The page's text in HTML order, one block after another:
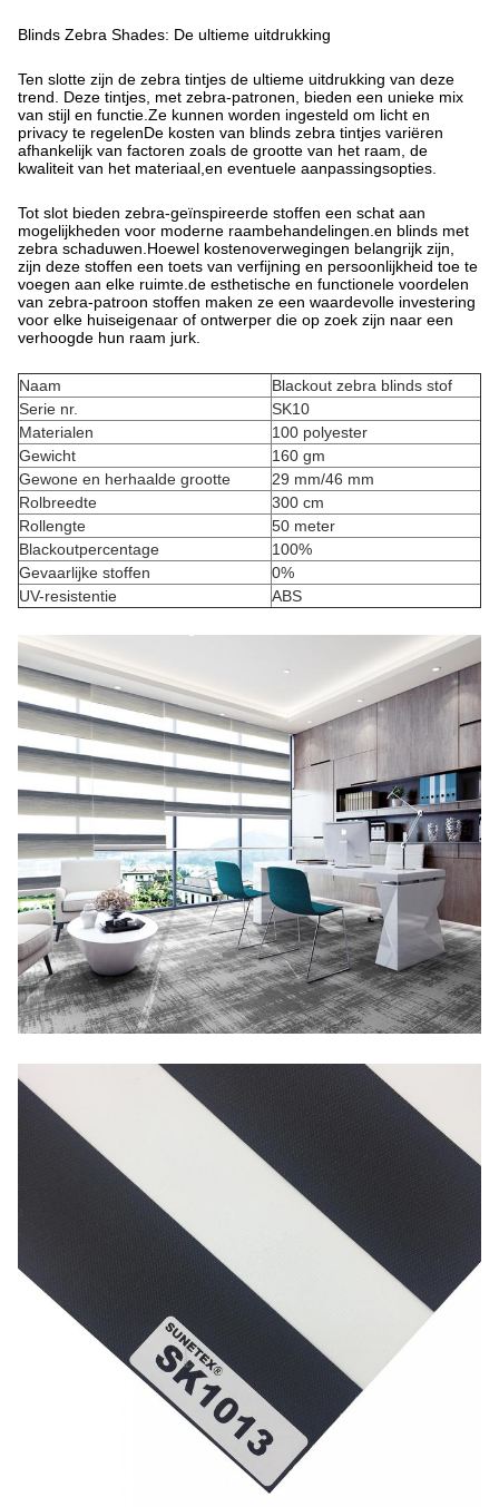
Blinds Zebra Shades: De ultieme uitdrukking
Ten slotte zijn de zebra tintjes de ultieme uitdrukking van deze
trend. Deze tintjes, met zebra-patronen, bieden een unieke mix
van stijl en functie.Ze kunnen worden ingesteld om licht en
privacy te regelenDe kosten van blinds zebra tintjes variëren
afhankelijk van factoren zoals de grootte van het raam, de
kwaliteit van het materiaal,en eventuele aanpassingsopties.
Tot slot bieden zebra-geïnspireerde stoffen een schat aan
mogelijkheden voor moderne raambehandelingen.en blinds met
zebra schaduwen.Hoewel kostenoverwegingen belangrijk zijn,
zijn deze stoffen een toets van verfijning en persoonlijkheid toe te
voegen aan elke ruimte.de esthetische en functionele voordelen
van zebra-patroon stoffen maken ze een waardevolle investering
voor elke huiseigenaar of ontwerper die op zoek zijn naar een
verhoogde hun raam jurk.
Naam
Blackout zebra blinds stof
Serie nr.
SK10
Materialen
100 polyester
Gewicht
160 gm
Gewone en herhaalde grootte
29 mm/46 mm
Rolbreedte
300 cm
Rollengte
50 meter
Blackoutpercentage
100%
Gevaarlijke stoffen
0%
UV-resistentie
ABS